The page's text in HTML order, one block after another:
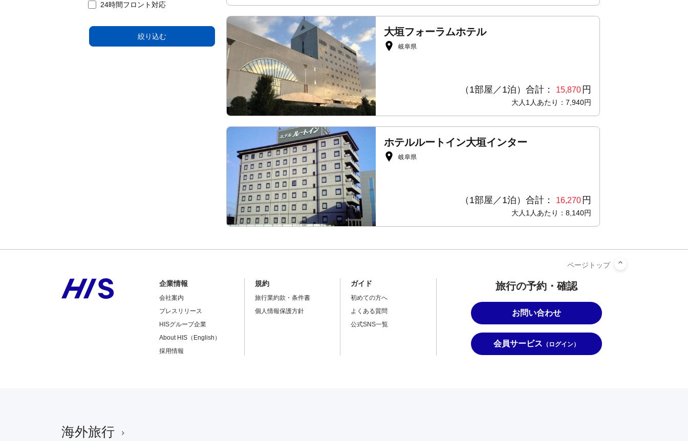
24時間フロント対応
絞り込む 大垣フォーラムホテル
岐阜県
（1部屋／1泊）合計： 15,870 円
大人1人あたり：7,940円
ホテルルートイン大垣インター
岐阜県
（1部屋／1泊）合計： 16,270 円
大人1人あたり：8,140円
旅行の予約・確認
お問い合わせ
会員サービス （ログイン）
企業情報
会社案内
プレスリリース
HISグループ企業
About HIS（English）
採用情報
規約
旅行業約款・条件書
個人情報保護方針
ガイド
初めての方へ
よくある質問
公式SNS一覧
海外旅行